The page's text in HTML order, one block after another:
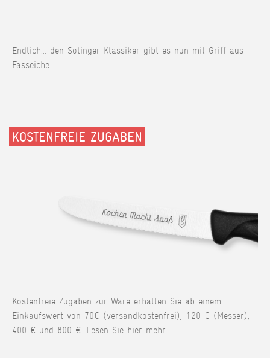
Endlich... den Solinger Klassiker gibt es nun mit Griff aus
Fasseiche.
KOSTENFREIE ZUGABEN
Kostenfreie Zugaben zur Ware erhalten Sie ab einem
Einkaufswert von 70€ (versandkostenfrei), 120 € (Messer),
400 € und 800 €. Lesen Sie hier mehr.